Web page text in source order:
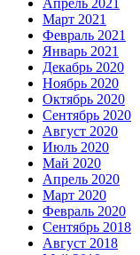
Март 2021
Февраль 2021
Январь 2021
Декабрь 2020
Ноябрь 2020
Октябрь 2020
Сентябрь 2020
Август 2020
Июль 2020
Май 2020
Апрель 2020
Март 2020
Февраль 2020
Сентябрь 2018
Август 2018